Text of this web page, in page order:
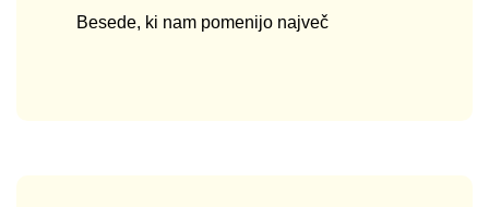
Besede, ki nam pomenijo največ